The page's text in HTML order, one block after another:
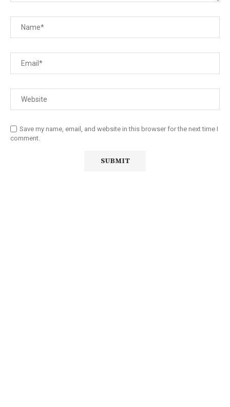
Save my name, email, and website in this browser for the next time I
comment.